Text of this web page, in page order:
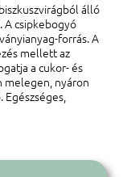
álló
A csipkebogyó
forrás. A
mellett az
a cukor- és
melegen, nyáron